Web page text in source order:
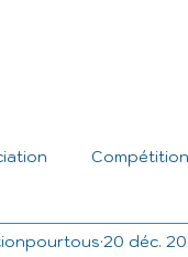
20 déc.